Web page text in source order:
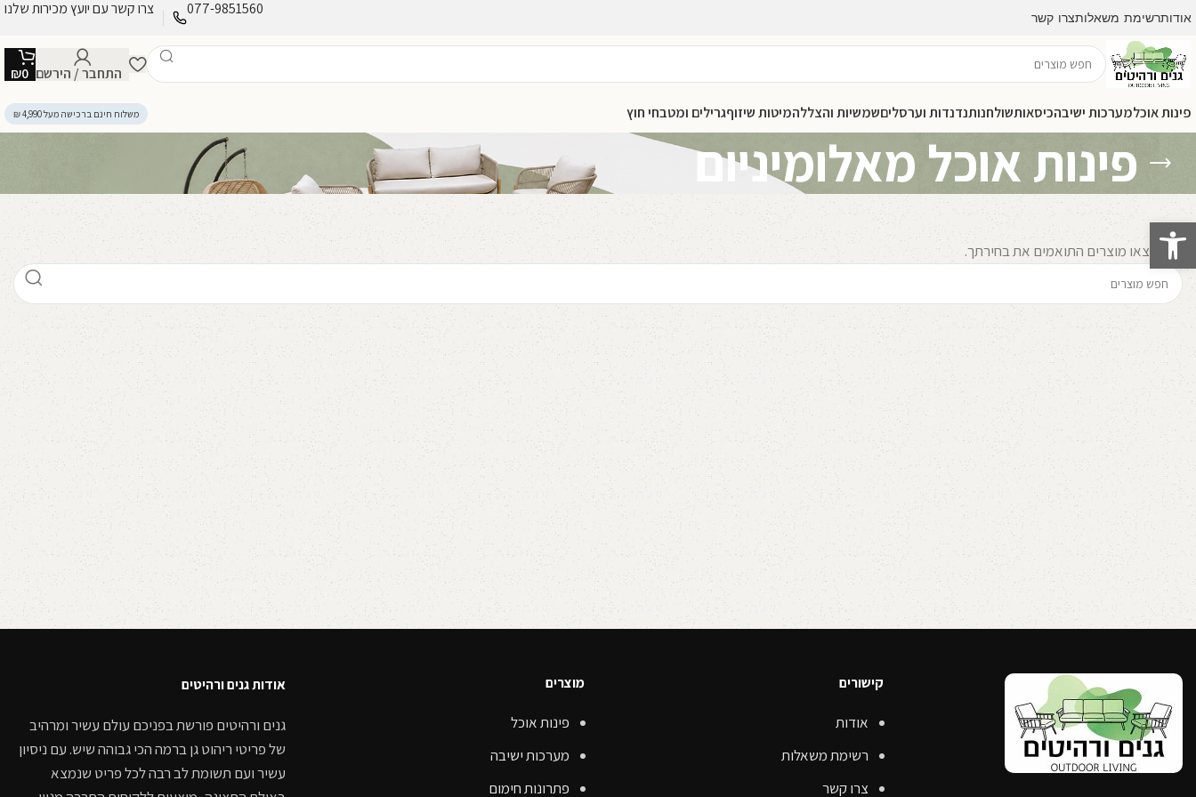
פתח סרגל נגישות
אודותרשימת משאלותצרו קשר 077-9851560 צרו קשר עם יועץ מכירות שלנו
התחבר / הירשם ₪0
פינות אוכלמערכות ישיבהכיסאותשולחנותנדנדות וערסליםשמשיות והצללהמיטות שיזוףגרילים ומטבחי חוץ משלוח חינם ברכישה מעל 4,990 ₪
פינות אוכל מאלומיניום
לא נמצאו מוצרים התואמים את בחירתך.
קרא עוד
אודות גנים ורהיטים
גנים ורהיטים פורשת בפניכם עולם עשיר ומרהיב
של פריטי ריהוט גן ברמה הכי גבוהה שיש. עם ניסיון
עשיר ועם תשומת לב רבה לכל פריט שנמצא
מוצרים
פינות אוכל
מערכות ישיבה
פתרונות חימום
קישורים
אודות
רשימת משאלות
צרו קשר